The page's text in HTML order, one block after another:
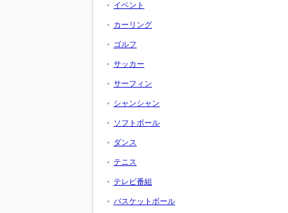
イベント
カーリング
ゴルフ
サッカー
サーフィン
シャンシャン
ソフトボール
ダンス
テニス
テレビ番組
バスケットボール